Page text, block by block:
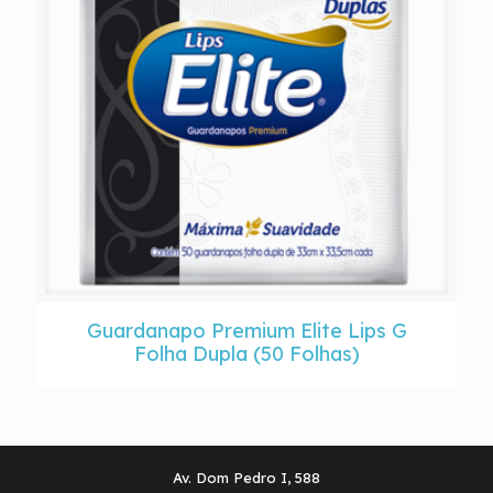
Guardanapo Premium Elite Lips G
Folha Dupla (50 Folhas)
Av. Dom Pedro I, 588